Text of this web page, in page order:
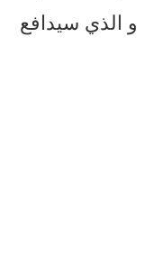
و الذي سيدافع